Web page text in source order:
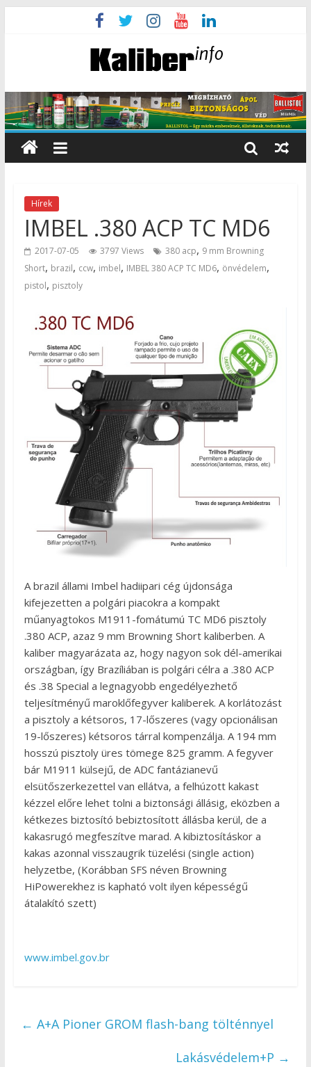
Hírek
IMBEL .380 ACP TC MD6
2017-07-05 3797 Views 380 acp, 9 mm Browning
Short, brazil, ccw, imbel, IMBEL 380 ACP TC MD6, önvédelem,
pistol, pisztoly
A brazil állami Imbel hadiipari cég újdonsága
kifejezetten a polgári piacokra a kompakt
műanyagtokos M1911-fomátumú TC MD6 pisztoly
.380 ACP, azaz 9 mm Browning Short kaliberben. A
kaliber magyarázata az, hogy nagyon sok dél-amerikai
országban, így Brazíliában is polgári célra a .380 ACP
és .38 Special a legnagyobb engedélyezhető
teljesítményű maroklőfegyver kaliberek. A korlátozást
a pisztoly a kétsoros, 17-lőszeres (vagy opcionálisan
19-lőszeres) kétsoros tárral kompenzálja. A 194 mm
hosszú pisztoly üres tömege 825 gramm. A fegyver
bár M1911 külsejű, de ADC fantázianevű
elsütőszerkezettel van ellátva, a felhúzott kakast
kézzel előre lehet tolni a biztonsági állásig, eközben a
kétkezes biztosító bebiztosított állásba kerül, de a
kakasrugó megfeszítve marad. A kibiztosításkor a
kakas azonnal visszaugrik tüzelési (single action)
helyzetbe, (Korábban SFS néven Browning
HiPowerekhez is kapható volt ilyen képességű
átalakító szett)
www.imbel.gov.br
← A+A Pioner GROM flash-bang tölténnyel
Lakásvédelem+P →